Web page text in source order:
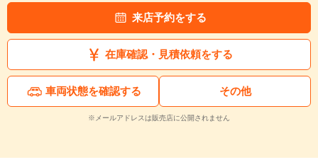
来店予約をする
在庫確認・見積依頼をする
車両状態を確認する その他
※メールアドレスは販売店に公開されません